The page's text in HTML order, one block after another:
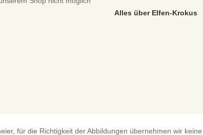
Alles über Elfen-Krokus
für die Richtigkeit der Abbildungen übernehmen wir